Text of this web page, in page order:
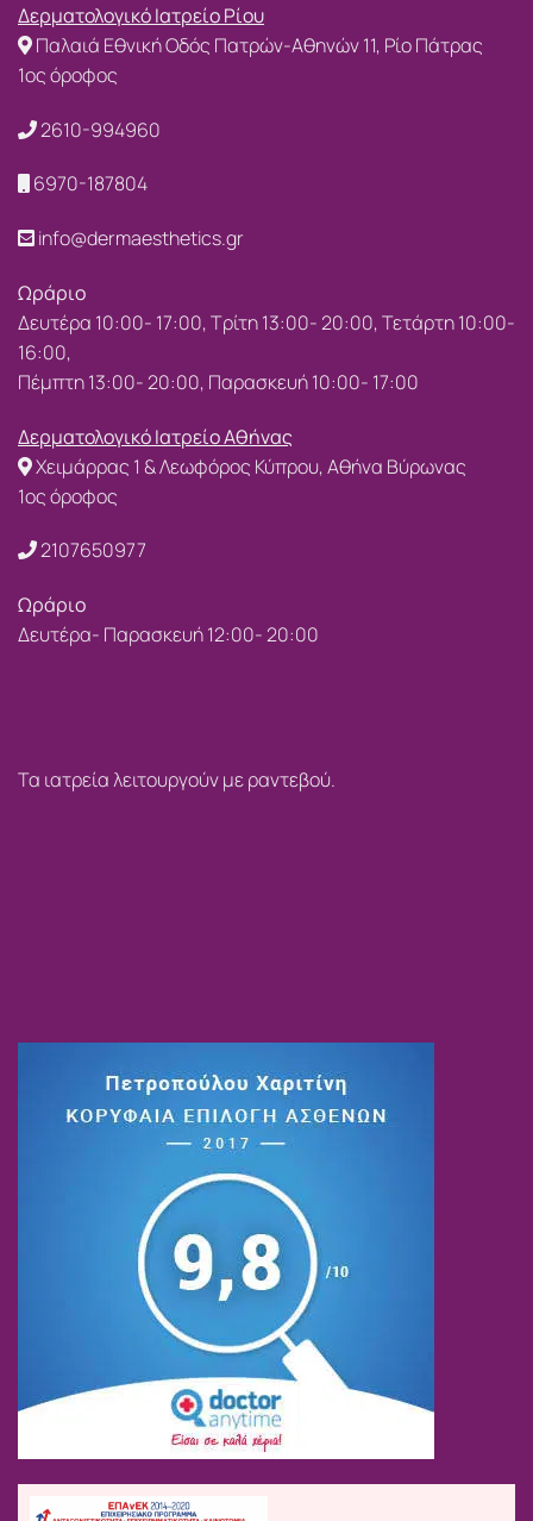
Δερματολογικό Ιατρείο Ρίου
Παλαιά Εθνική Οδός Πατρών-Αθηνών 11, Ρίο Πάτρας
1ος όροφος
2610-994960
6970-187804
info@dermaesthetics.gr
Ωράριο
Δευτέρα 10:00- 17:00, Τρίτη 13:00- 20:00, Τετάρτη 10:00-
16:00,
Πέμπτη 13:00- 20:00, Παρασκευή 10:00- 17:00
Δερματολογικό Ιατρείο Αθήνας
Χειμάρρας 1 & Λεωφόρος Κύπρου, Αθήνα Βύρωνας
1ος όροφος
2107650977
Ωράριο
Δευτέρα- Παρασκευή 12:00- 20:00
Τα ιατρεία λειτουργούν με ραντεβού.